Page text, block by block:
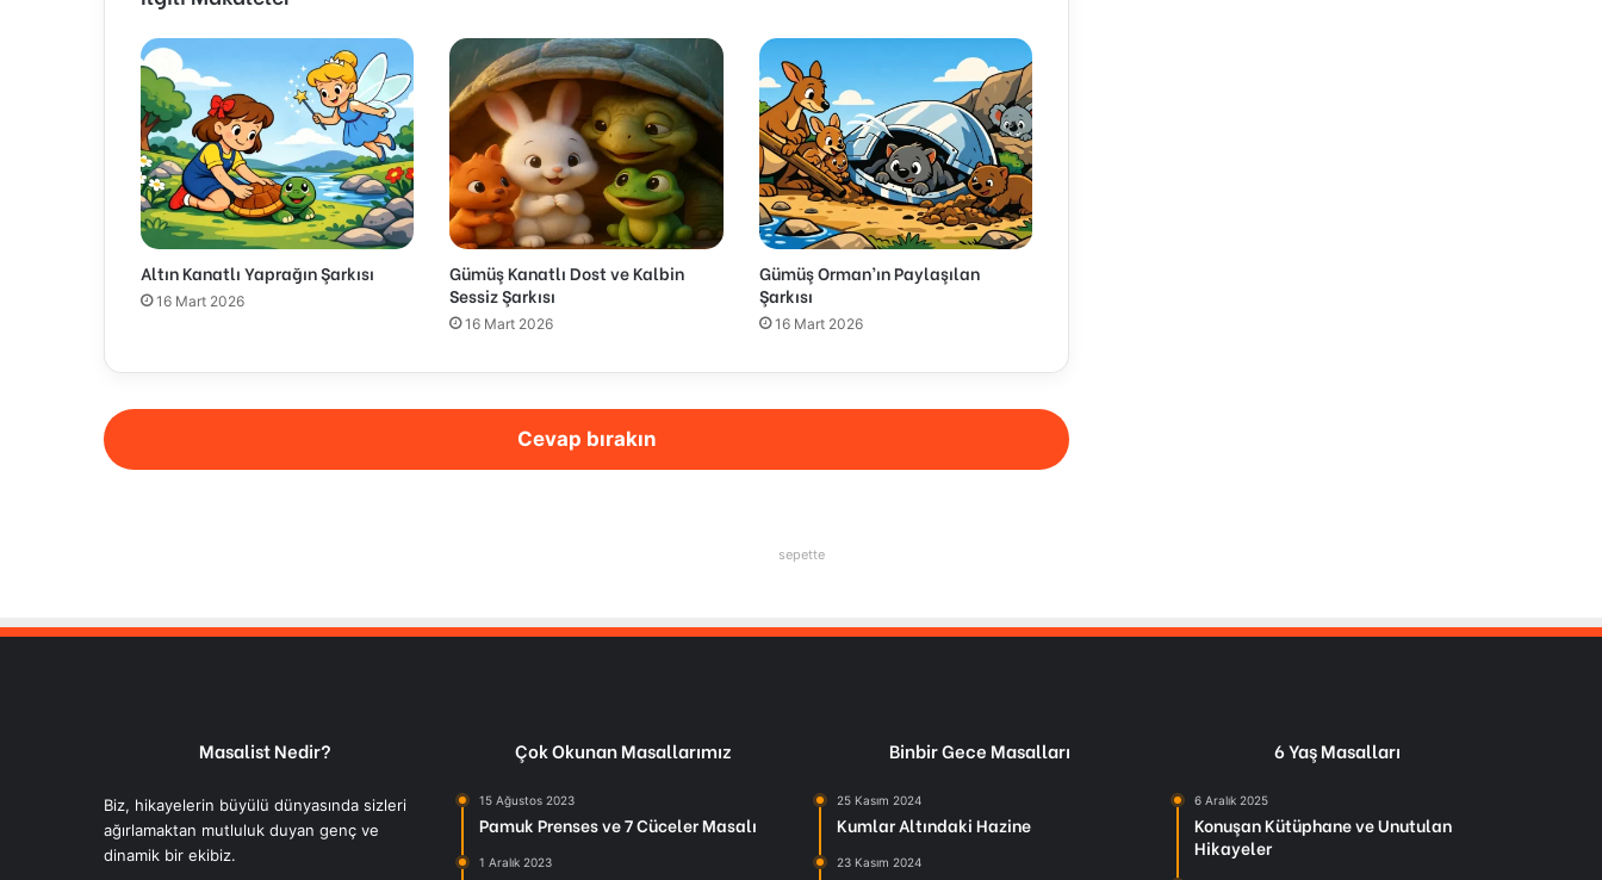
Altın Kanatlı Yaprağın Şarkısı
16 Mart 2026
Gümüş Kanatlı Dost ve Kalbin
Sessiz Şarkısı
16 Mart 2026
Gümüş Orman’ın Paylaşılan
Şarkısı
16 Mart 2026
Cevap bırakın
sepette
Masalist Nedir?
Biz, hikayelerin büyülü dünyasında sizleri
ağırlamaktan mutluluk duyan genç ve
dinamik bir ekibiz.
Çok Okunan Masallarımız
15 Ağustos 2023
Pamuk Prenses ve 7 Cüceler Masalı
1 Aralık 2023
Binbir Gece Masalları
25 Kasım 2024
Kumlar Altındaki Hazine
23 Kasım 2024
6 Yaş Masalları
6 Aralık 2025
Konuşan Kütüphane ve Unutulan
Hikayeler